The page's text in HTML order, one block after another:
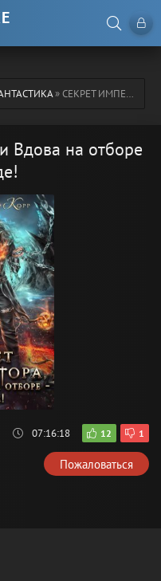
» СЕКРЕТ ИМПЕРАТОРА, ИЛИ ВДОВА НА ОТБОРЕ – К БЕДЕ!
Вдова на отборе
07:16:18 12 1
Пожаловаться